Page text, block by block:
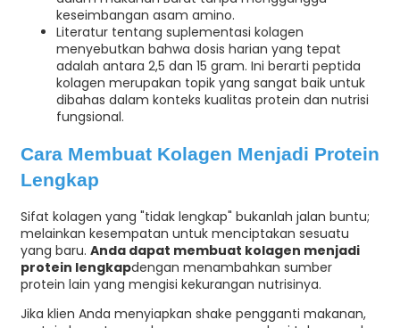
keseimbangan asam amino.
Literatur tentang suplementasi kolagen
menyebutkan bahwa dosis harian yang tepat
adalah antara 2,5 dan 15 gram. Ini berarti peptida
kolagen merupakan topik yang sangat baik untuk
dibahas dalam konteks kualitas protein dan nutrisi
fungsional.
Cara Membuat Kolagen Menjadi Protein
Lengkap
Sifat kolagen yang "tidak lengkap" bukanlah jalan buntu;
melainkan kesempatan untuk menciptakan sesuatu
yang baru. Anda dapat membuat kolagen menjadi
protein lengkapdengan menambahkan sumber
protein lain yang mengisi kekurangan nutrisinya.
Jika klien Anda menyiapkan shake pengganti makanan,